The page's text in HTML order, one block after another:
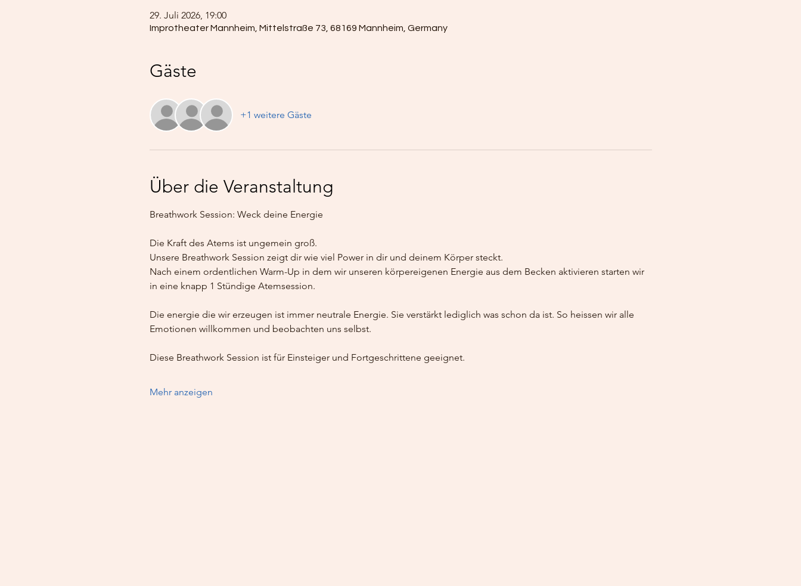
29. Juli 2026, 19:00
Improtheater Mannheim, Mittelstraße 73, 68169 Mannheim, Germany
Gäste
+1 weitere Gäste
Über die Veranstaltung
Breathwork Session: Weck deine Energie
Die Kraft des Atems ist ungemein groß.
Unsere Breathwork Session zeigt dir wie viel Power in dir und deinem Körper steckt.
Nach einem ordentlichen Warm-Up in dem wir unseren körpereigenen Energie aus dem Becken aktivieren starten wir
in eine knapp 1 Stündige Atemsession.
Die energie die wir erzeugen ist immer neutrale Energie. Sie verstärkt lediglich was schon da ist. So heissen wir alle
Emotionen willkommen und beobachten uns selbst.
Diese Breathwork Session ist für Einsteiger und Fortgeschrittene geeignet.
Mehr anzeigen